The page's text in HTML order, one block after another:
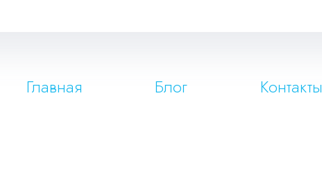
Главная Блог Контакты